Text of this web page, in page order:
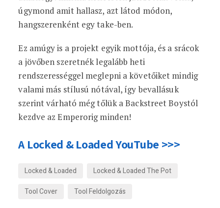
úgymond amit hallasz, azt látod módon,
hangszerenként egy take-ben.
Ez amúgy is a projekt egyik mottója, és a srácok
a jövőben szeretnék legalább heti
rendszerességgel meglepni a követőiket mindig
valami más stílusú nótával, így bevallásuk
szerint várható még tőlük a Backstreet Boystól
kezdve az Emperorig minden!
A Locked & Loaded YouTube >>>
Locked & Loaded
Locked & Loaded The Pot
Tool Cover
Tool Feldolgozás